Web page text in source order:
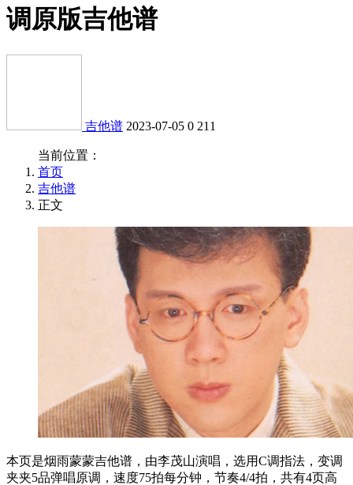
调原版吉他谱
吉他谱 2023-07-05 0 211
当前位置：
首页
吉他谱
正文
本页是烟雨蒙蒙吉他谱，由李茂山演唱，选用C调指法，变调
夹夹5品弹唱原调，速度75拍每分钟，节奏4/4拍，共有4页高